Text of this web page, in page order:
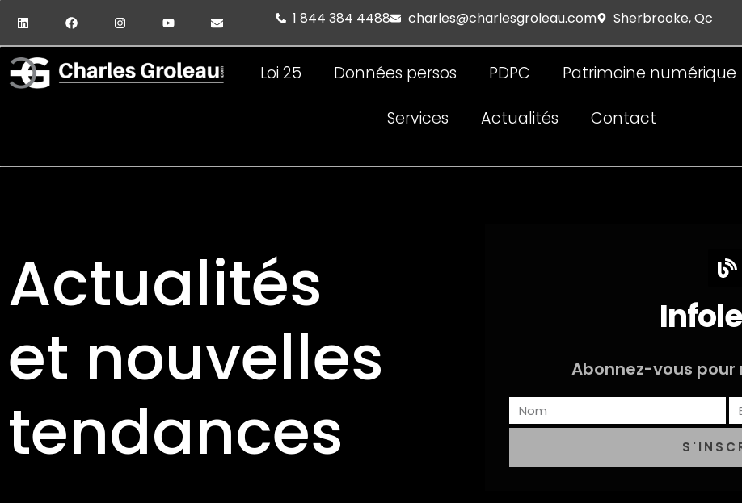
1 844 384 4488 charles@charlesgroleau.com Sherbrooke, Qc
Loi 25 Données persos PDPC Patrimoine numérique
Services Actualités Contact
Actualités
et nouvelles
tendances
Abonnez-vous pour